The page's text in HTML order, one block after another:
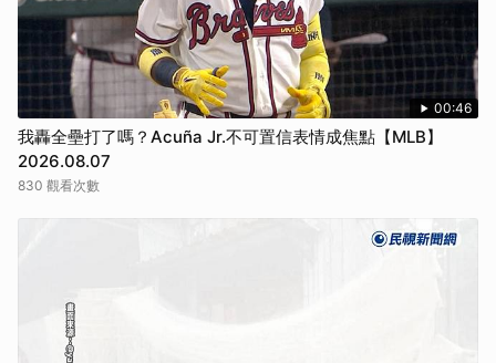
00:46
我轟全壘打了嗎？Acuña Jr.不可置信表情成焦點【MLB】
2026.08.07
830 觀看次數